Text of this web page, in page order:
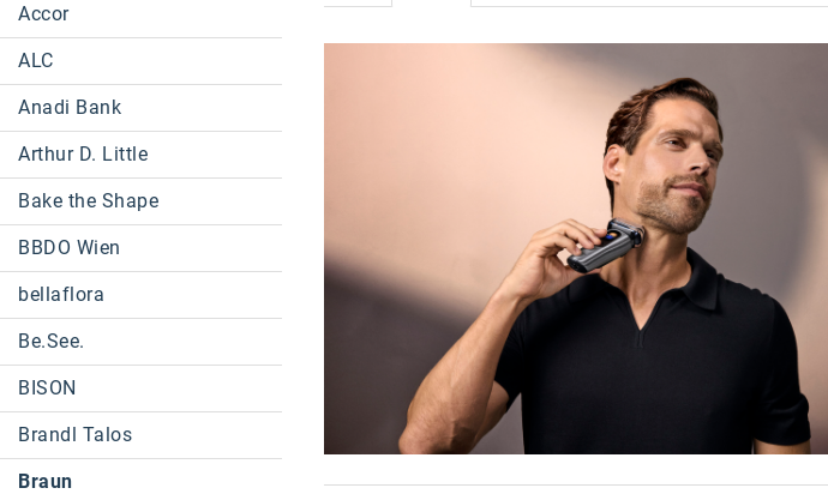
Accor
ALC
Anadi Bank
Arthur D. Little
Bake the Shape
BBDO Wien
bellaflora
Be.See.
BISON
Brandl Talos
Braun